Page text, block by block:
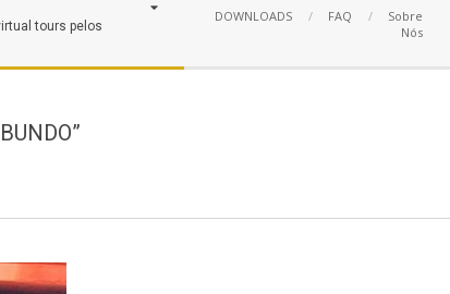
tours pelos
DOWNLOADS FAQ
Sobre
Nós